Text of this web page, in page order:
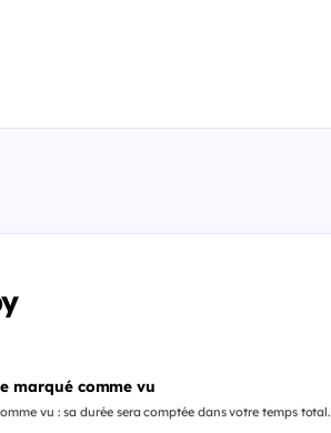
marqué comme vu
vu : sa durée sera comptée dans votre temps total.